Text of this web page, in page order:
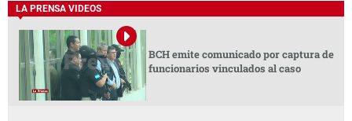
LA PRENSA VIDEOS
BCH emite comunicado por captura de
funcionarios vinculados al caso